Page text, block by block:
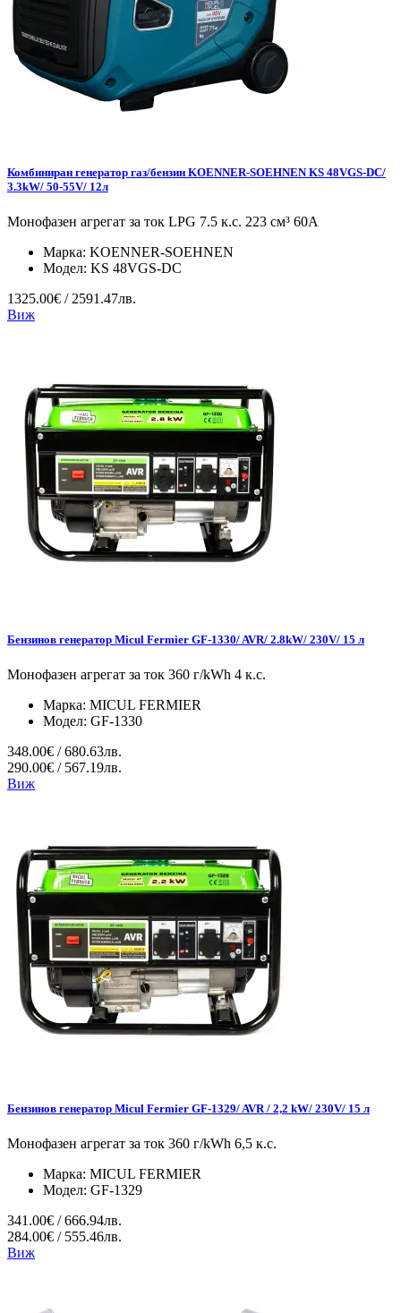
Комбиниран генератор газ/бензин KOENNER-SOEHNEN KS 48VGS-DC/
3.3kW/ 50-55V/ 12л
Монофазен агрегат за ток LPG 7.5 к.с. 223 см³ 60А
Марка: KOENNER-SOEHNEN
Модел: KS 48VGS-DC
1325.00€ / 2591.47лв.
Виж
Бензинов генератор Micul Fermier GF-1330/ AVR/ 2.8kW/ 230V/ 15 л
Монофазен агрегат за ток 360 г/kWh 4 к.с.
Марка: MICUL FERMIER
Модел: GF-1330
348.00€ / 680.63лв.
290.00€ / 567.19лв.
Виж
Бензинов генератор Micul Fermier GF-1329/ AVR / 2,2 kW/ 230V/ 15 л
Монофазен агрегат за ток 360 г/kWh 6,5 к.с.
Марка: MICUL FERMIER
Модел: GF-1329
341.00€ / 666.94лв.
284.00€ / 555.46лв.
Виж